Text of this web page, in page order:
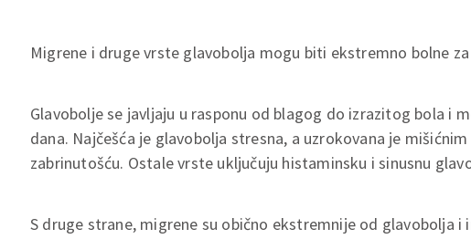
Migrene i druge vrste glavobolja mogu biti ekstremno bolne
Glavobolje se javljaju u rasponu od blagog do izrazitog bola i
dana. Najčešća je glavobolja stresna, a uzrokovana je
zabrinutošću. Ostale vrste uključuju histaminsku i sinusnu
S druge strane, migrene su obično ekstremnije od glavobolja